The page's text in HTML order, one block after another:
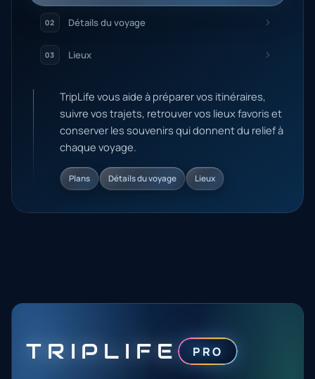
02 Détails du voyage
03 Lieux
TripLife vous aide à préparer vos itinéraires,
suivre vos trajets, retrouver vos lieux favoris et
conserver les souvenirs qui donnent du relief à
chaque voyage.
Plans Détails du voyage Lieux
TRIPLIFE PRO